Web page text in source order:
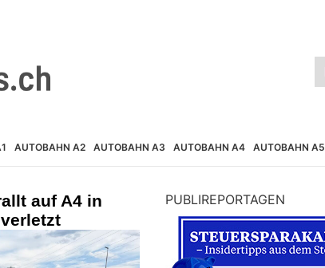
AUTOBAHN A2 AUTOBAHN A3 AUTOBAHN A4 AUTOBAHN A5
auf A4 in
PUBLIREPORTAGEN